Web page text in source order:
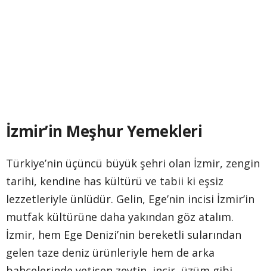
İzmir’in Meşhur Yemekleri
Türkiye’nin üçüncü büyük şehri olan İzmir, zengin
tarihi, kendine has kültürü ve tabii ki eşsiz
lezzetleriyle ünlüdür. Gelin, Ege’nin incisi İzmir’in
mutfak kültürüne daha yakından göz atalım.
İzmir, hem Ege Denizi’nin bereketli sularından
gelen taze deniz ürünleriyle hem de arka